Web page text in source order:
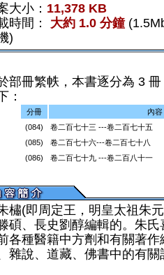
大小： 11,378 KB
時間：
大約 1.0 分鐘
)
部冊繁帙，本書逐分為 3
：
分冊
內容
(084)
卷二百七十三 ---卷二百七十五
(085)
卷二百七十六---卷二百七十八
(086)
卷二百七十九 ---卷二百八十一
橚(即周定王，明皇太祖朱
碩、長史劉醇編輯的。朱
各種醫籍中方劑和有關著
雜說、道藏、佛書中的有